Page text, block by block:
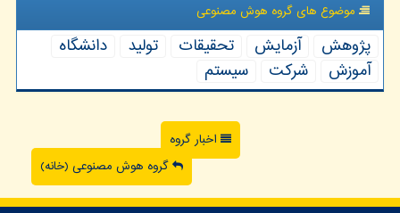
موضوع های گروه هوش مصنوعی
پژوهش آزمایش تحقیقات تولید
دانشگاه
آموزش
شركت سیستم
اخبار گروه
گروه هوش مصنوعی (خانه)